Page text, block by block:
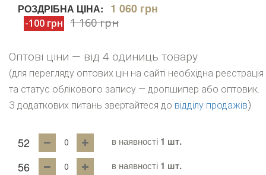
РОЗДРІБНА ЦІНА: 1 060 грн
-100 грн 1 160 грн
Оптові ціни — від 4 одиниць товару
(для перегляду оптових цін на сайті необхідна реєстрація
та статус облікового запису — дропшипер або оптовик.
З додаткових питань звертайтеся до відділу продажів)
52 в наявності 1 шт.
56 в наявності 1 шт.